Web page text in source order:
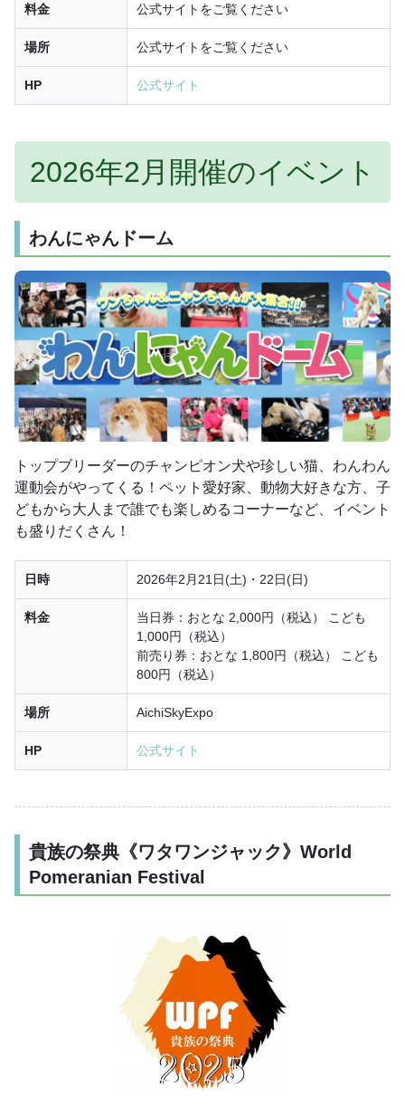
料金 公式サイトをご覧ください
場所 公式サイトをご覧ください
HP 公式サイト
2026年2月開催のイベント
わんにゃんドーム
トップブリーダーのチャンピオン犬や珍しい猫、わんわん
運動会がやってくる！ペット愛好家、動物大好きな方、子
どもから大人まで誰でも楽しめるコーナーなど、イベント
も盛りだくさん！
日時 2026年2月21日(土)・22日(日)
料金
当日券：おとな 2,000円（税込） こども
1,000円（税込）
前売り券：おとな 1,800円（税込） こども
800円（税込）
場所 AichiSkyExpo
HP 公式サイト
貴族の祭典《ワタワンジャック》World
Pomeranian Festival